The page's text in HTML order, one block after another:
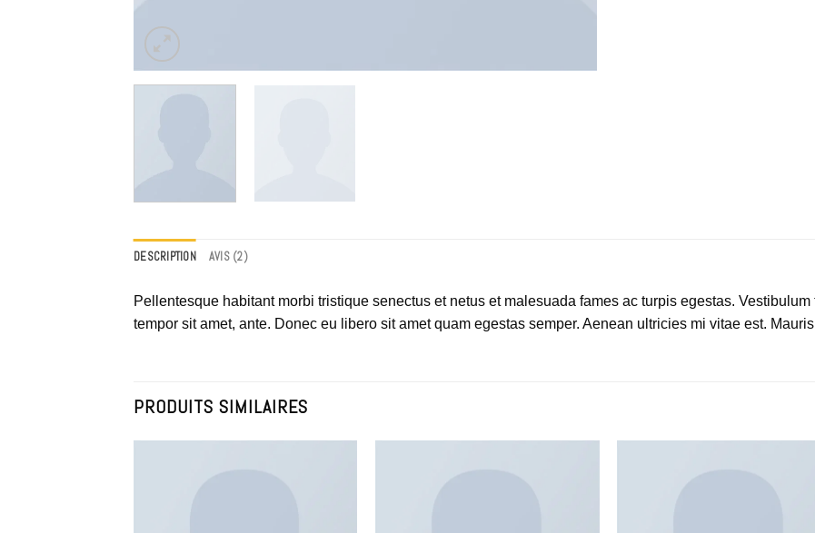
DESCRIPTION AVIS (2)
Pellentesque habitant morbi tristique senectus et netus et malesuada fames ac turpis egestas.
tempor sit amet, ante. Donec eu libero sit amet quam egestas semper. Aenean ultricies mi vitae est.
PRODUITS SIMILAIRES